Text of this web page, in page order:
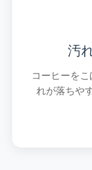
汚
コーヒーを
れが落ちや